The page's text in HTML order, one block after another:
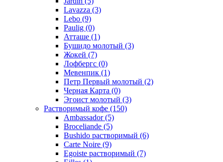
Lavazza (3)
Lebo (9)
Paulig (0)
Атташе (1)
Бушидо молотый (3)
Жокей (7)
Лофбергс (0)
Мевенпик (1)
Петр Первый молотый (2)
Черная Карта (0)
Эгоист молотый (3)
Растворимый кофе (150)
Ambassador(5)
Broceliande (5)
Bushido растворимый (6)
Carte Noire (9)
Egoiste растворимый (7)